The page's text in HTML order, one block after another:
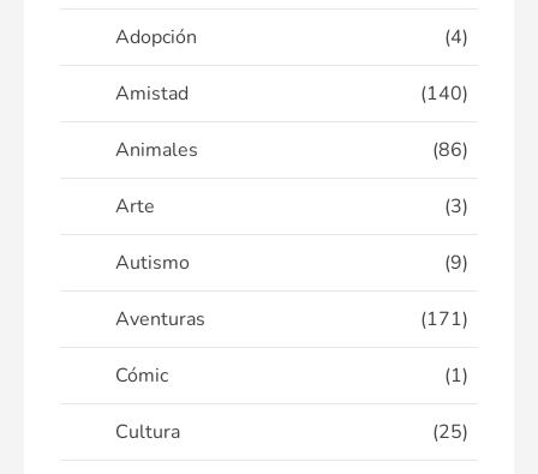
Adopción (4)
Amistad (140)
Animales (86)
Arte (3)
Autismo (9)
Aventuras (171)
Cómic (1)
Cultura (25)